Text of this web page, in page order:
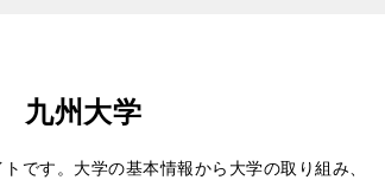
九州大学
です。大学の基本情報から大学の取り組み、